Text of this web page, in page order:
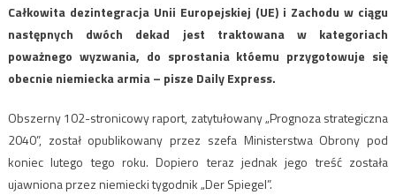
Całkowita dezintegracja Unii Europejskiej (UE) i Zachodu w ciągu
następnych dwóch dekad jest traktowana w kategoriach
poważnego wyzwania, do sprostania któemu przygotowuje się
obecnie niemiecka armia – pisze Daily Express.
Obszerny 102-stronicowy raport, zatytułowany „Prognoza strategiczna
2040”, został opublikowany przez szefa Ministerstwa Obrony pod
koniec lutego tego roku. Dopiero teraz jednak jego treść została
ujawniona przez niemiecki tygodnik „Der Spiegel”.